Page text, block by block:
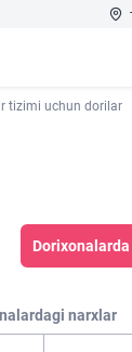
tizimi uchun dorilar
narxlar